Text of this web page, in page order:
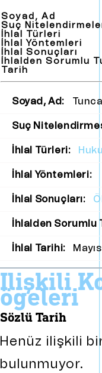
Soyad, Ad
Suç
İhlal Türleri
İhlal Yöntemleri
İhlal Sonuçları
İhlalden Sorumlu
Tarih
Soyad, Ad:
Suç
İhlal Türleri:
İhlal Yöntemleri:
İhlal Sonuçları:
İhlalden Sorumlu
İhlal Tarihi:
i̇lişkili
ögeleri
sözlü tarih
Henüz ilişkili
bulunmuyor.